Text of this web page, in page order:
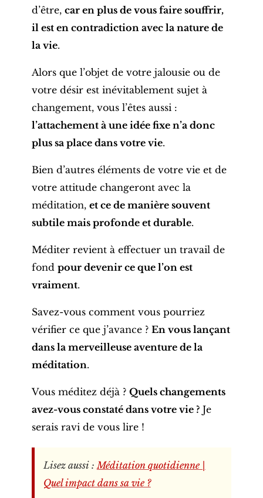
d’être, car en plus de vous faire souffrir,
il est en contradiction avec la nature de
la vie.
Alors que l’objet de votre jalousie ou de
votre désir est inévitablement sujet à
changement, vous l’êtes aussi :
l’attachement à une idée fixe n’a donc
plus sa place dans votre vie.
Bien d’autres éléments de votre vie et de
votre attitude changeront avec la
méditation, et ce de manière souvent
subtile mais profonde et durable.
Méditer revient à effectuer un travail de
fond pour devenir ce que l’on est
vraiment.
Savez-vous comment vous pourriez
vérifier ce que j’avance ? En vous lançant
dans la merveilleuse aventure de la
méditation.
Vous méditez déjà ? Quels changements
avez-vous constaté dans votre vie ?Je
serais ravi de vous lire !
Lisez aussi : Méditation quotidienne |
Quel impact dans sa vie ?